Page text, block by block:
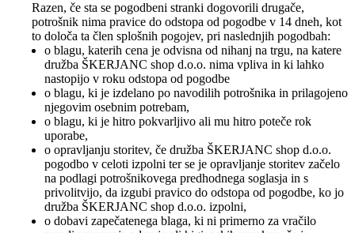
Razen, če sta se pogodbeni stranki dogovorili drugače,
potrošnik nima pravice do odstopa od pogodbe v 14 dneh, kot
to določa ta člen splošnih pogojev, pri naslednjih pogodbah:
o blagu, katerih cena je odvisna od nihanj na trgu, na katere
družba ŠKERJANC shop d.o.o. nima vpliva in ki lahko
nastopijo v roku odstopa od pogodbe
o blagu, ki je izdelano po navodilih potrošnika in prilagojeno
njegovim osebnim potrebam,
o blagu, ki je hitro pokvarljivo ali mu hitro poteče rok
uporabe,
o opravljanju storitev, če družba ŠKERJANC shop d.o.o.
pogodbo v celoti izpolni ter se je opravljanje storitev začelo
na podlagi potrošnikovega predhodnega soglasja in s
privolitvijo, da izgubi pravico do odstopa od pogodbe, ko jo
družba ŠKERJANC shop d.o.o. izpolni,
o dobavi zapečatenega blaga, ki ni primerno za vračilo